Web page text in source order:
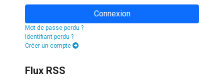
Connexion
Mot de passe perdu ?
Identifiant perdu ?
Créer un compte
Flux RSS